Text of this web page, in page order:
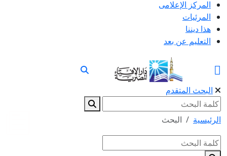
المركز الإعلامى
المرئيات
هذا ديننا
التعليم عن بعد
البحث المتقدم
الرئيسية البحث